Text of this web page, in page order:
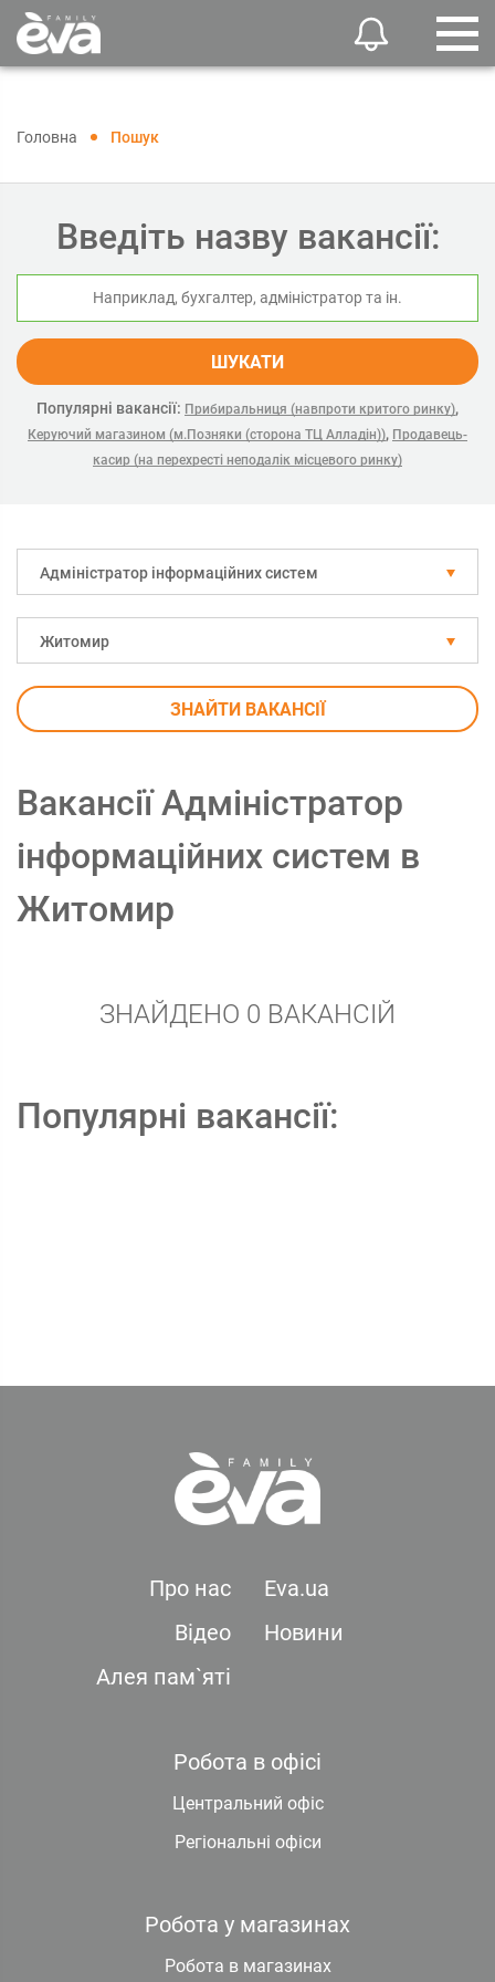
Головна Пошук
Введіть назву вакансії:
ШУКАТИ
Популярні вакансії: Прибиральниця (навпроти критого ринку),
Керуючий магазином (м.Позняки (сторона ТЦ Алладін)), Продавець-
касир (на перехресті неподалік місцевого ринку)
Адміністратор інформаційних систем
Житомир
ЗНАЙТИ ВАКАНСІЇ
Вакансії Адміністратор
інформаційних систем в
Житомир
ЗНАЙДЕНО 0 ВАКАНСІЙ
Популярні вакансії:
Про нас
Eva.ua
Відео
Новини
Алея пам`яті
Робота в офісі
Центральний офіс
Регіональні офіси
Робота у магазинах
Робота в магазинах